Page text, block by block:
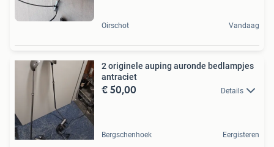
Oirschot Vandaag
2 originele auping auronde bedlampjes
antraciet
€ 50,00 Details
Bergschenhoek Eergisteren